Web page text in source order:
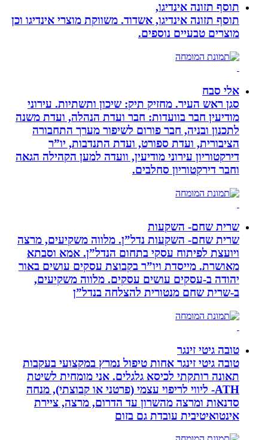
תוסף תזונה אינדיגו,
תוסף תזונה אינדיגו, אשדוד. משווקת מוצרי אינדיגו וכן
מוצרים טבעיים נוספים.
אלי סבח
סגן ראש העיר. מחזיק תיק: שיכון ותשתיות. עירוני
מודיעין חבר בוועדות: חבר ועדת הנהלה, ועדת משנה
לתכנון ובניה, חבר פורום לשיפור מערך התחבורה
הציבורית, ועדת ספורט, ועדת התנדבות, יו”ר
דירקטוריון עירוני מודיעין, וועדה למען הקהילה הגאה
וחבר דירקטוריון סחלבים.
שרית שחם- השקעות
שרית שחם- השקעות נדל”ן. מלווה משקיעים, מרצה
ויועצת לפיתוח עסקי בתחום הנדל”ן. אמא וסבתא
מאושרת. ‏מייסדת ויו”ר בקבוצת עסקים עושים באור
יהודה‏ ב-‏עסקים עושים עסקים‏. ‏מלווה משקיעים,
ב-‏שרית שחם מנטורית להצלחה בנדל”ן‏
טובה גיטי זינגר
טובה גיטי זינגר אחות טיפול נמרץ במקצועי בעקבות
תאונה רותקתי לכיסא גלגלים. אני מומחית לשיטת
ATH- ליווי לריפוי עצמי (פרטני או קבוצתי), מנחה
סדנאות ומרצה מהשרון עד הדרום, מרצה, ציירת
אינטואיטיבית עובדת גם בזום